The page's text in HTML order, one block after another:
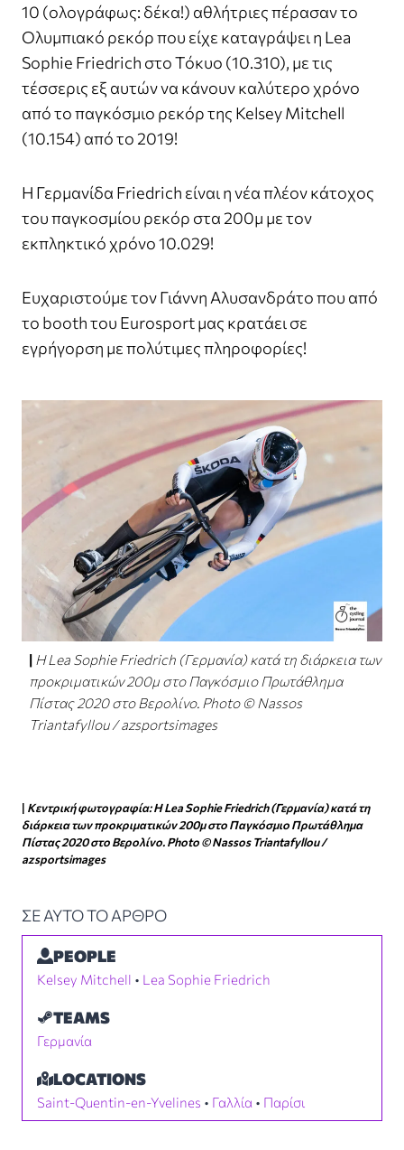
10 (ολογράφως: δέκα!) αθλήτριες πέρασαν το
Ολυμπιακό ρεκόρ που είχε καταγράψει η Lea
Sophie Friedrich στο Τόκυο (10.310), με τις
τέσσερις εξ αυτών να κάνουν καλύτερο χρόνο
από το παγκόσμιο ρεκόρ της Kelsey Mitchell
(10.154) από το 2019!
Η Γερμανίδα Friedrich είναι η νέα πλέον κάτοχος
του παγκοσμίου ρεκόρ στα 200μ με τον
εκπληκτικό χρόνο 10.029!
Ευχαριστούμε τον Γιάννη Αλυσανδράτο που από
το booth του Eurosport μας κρατάει σε
εγρήγορση με πολύτιμες πληροφορίες!
H Lea Sophie Friedrich (Γερμανία) κατά τη διάρκεια των
προκριματικών 200μ στο Παγκόσμιο Πρωτάθλημα
Πίστας 2020 στο Βερολίνο. Photo © Nassos
Triantafyllou / azsportsimages
| Κεντρική φωτογραφία: H Lea Sophie Friedrich (Γερμανία) κατά τη
διάρκεια των προκριματικών 200μ στο Παγκόσμιο Πρωτάθλημα
Πίστας 2020 στο Βερολίνο. Photo © Nassos Triantafyllou /
azsportsimages
ΣΕ ΑΥΤΟ ΤΟ ΑΡΘΡΟ
PEOPLE
Kelsey Mitchell • Lea Sophie Friedrich
TEAMS
Γερμανία
LOCATIONS
Saint-Quentin-en-Yvelines • Γαλλία • Παρίσι